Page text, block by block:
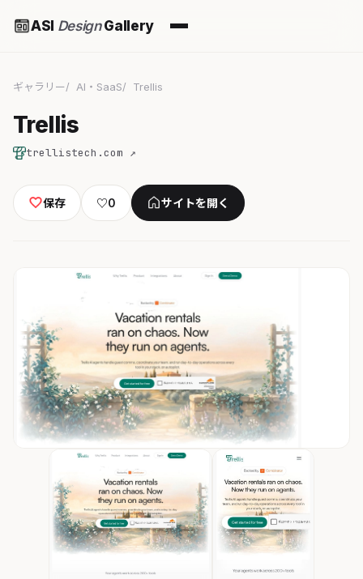
ASI DesignGallery
ギャラリー AI・SaaS Trellis
Trellis
trellistech.com ↗
保存 ♡0 サイトを開く